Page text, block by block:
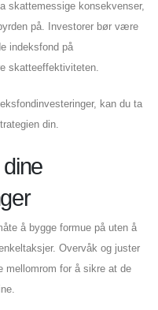
skattemessige konsekvenser,
på. Investorer bør være
indeksfond på
skatteeffektiviteten.
kan du ta
din.
å bygge formue på uten å
Overvåk og juster
mellomrom for å sikre at de